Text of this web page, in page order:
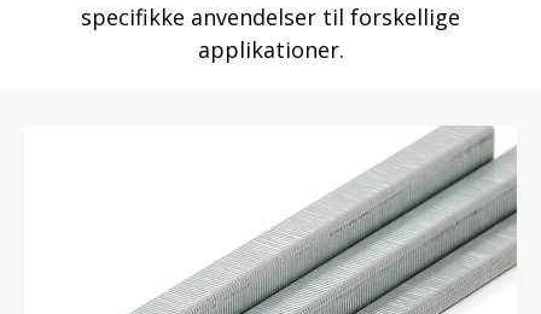
specifikke anvendelser til forskellige
applikationer.